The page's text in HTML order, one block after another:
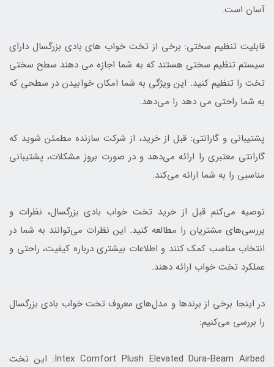
آسان است.
قابلیت تنظیم سختی: برخی از تخت خواب های بادی بزرگسال دارای
سیستم تنظیم سختی هستند که به شما اجازه می دهند سطح سختی
تخت را تنظیم کنید. این ویژگی به شما امکان خوابیدن در سطحی که
به شما راحتی می دهد را می‌دهد.
پشتیبانی و گارانتی: قبل از خرید، از شرکت سازنده مطمئن شوید که
گارانتی معتبری را ارائه می‌دهد و در صورت بروز مشکلات، پشتیبانی
مناسبی را به شما ارائه می‌کند.
توصیه می‌کنم قبل از خرید تخت خواب بادی بزرگسال، نظرات و
بررسی‌های مشتریان را مطالعه کنید. این نظرات می‌توانند به شما در
انتخاب مناسب کمک کنند و اطلاعات بیشتری درباره کیفیت، راحتی و
عملکرد تخت خواب ارائه دهند.
در اینجا برخی از برندها و مدل‌های معروف تخت خواب بادی بزرگسال
را بررسی می‌کنیم:
Intex Comfort Plush Elevated Dura-Beam Airbed: این تخت